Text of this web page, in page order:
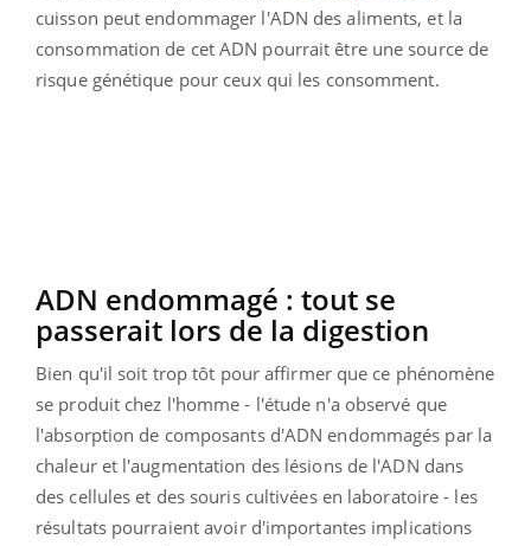
cuisson peut endommager l'ADN des aliments, et la
consommation de cet ADN pourrait être une source de
risque génétique pour ceux qui les consomment.
ADN endommagé : tout se
passerait lors de la digestion
Bien qu'il soit trop tôt pour affirmer que ce phénomène
se produit chez l'homme - l'étude n'a observé que
l'absorption de composants d'ADN endommagés par la
chaleur et l'augmentation des lésions de l'ADN dans
des cellules et des souris cultivées en laboratoire - les
résultats pourraient avoir d'importantes implications